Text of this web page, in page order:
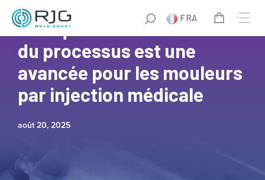
FRA
Pourquoi le contrôle validé
du processus est une
avancée pour les mouleurs
par injection médicale
août 20, 2025